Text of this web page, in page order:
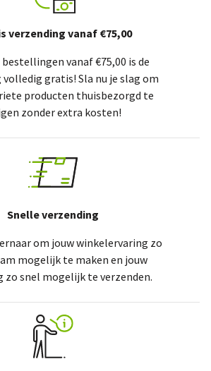
verzending vanaf €75,00
vanaf €75,00 is de
gratis! Sla nu je slag om
producten thuisbezorgd te
zonder extra kosten!
Snelle verzending
om jouw winkelervaring zo
mogelijk te maken en jouw
zo snel mogelijk te verzenden.